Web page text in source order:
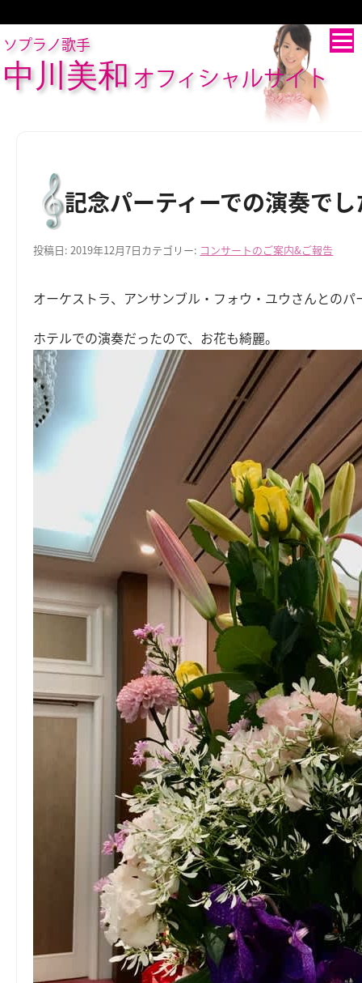
ソプラノ歌手
中川美和 オフィシャルサイト
記念パーティーでの演奏で
投稿日:2019年12月7日カテゴリー: コンサートのご案内&ご報告
オーケストラ、アンサンブル・フォウ・ユウさんとのパ
ホテルでの演奏だったので、お花も綺麗。